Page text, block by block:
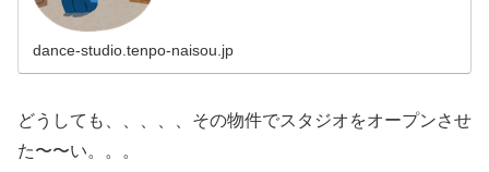
dance-studio.tenpo-naisou.jp
どうしても、、、、、その物件でスタジオをオープンさせ
た〜〜い。。。